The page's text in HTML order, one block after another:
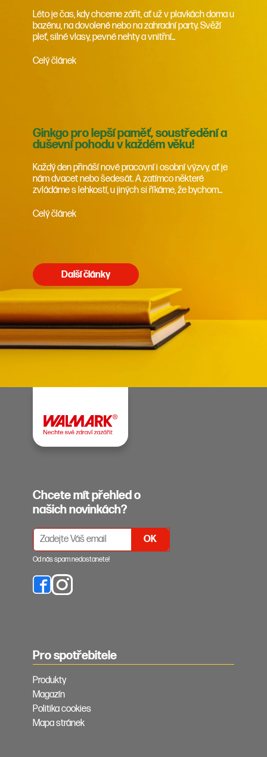
Léto je čas, kdy chceme zářit, ať už v plavkách doma u
bazénu, na dovolené nebo na zahradní party. Svěží
pleť, silné vlasy, pevné nehty a vnitřní...
Celý článek
Ginkgo pro lepší paměť, soustředění a
duševní pohodu v každém věku!
Každý den přináší nové pracovní i osobní výzvy, ať je
nám dvacet nebo šedesát. A zatímco některé
zvládáme s lehkostí, u jiných si říkáme, že bychom...
Celý článek
Další články
Pro spotřebitele
Produkty
Magazín
Politika cookies
Mapa stránek
Chcete mít přehled o
našich novinkách?
PŘIHLÁŠENÍ K ODBĚRU NEWSLETTERŮ
Od nás spam nedostanete!